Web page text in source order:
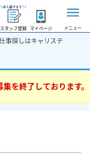
スタッフ登録 マイページ メニュー
事探しはキャリステ
を終了しております。